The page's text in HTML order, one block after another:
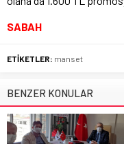
SABAH
ETİKETLER: manset
BENZER KONULAR